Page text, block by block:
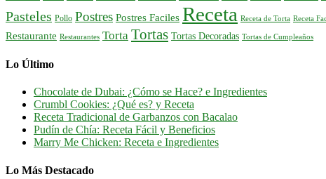
Pasteles Pollo Postres Postres Faciles Receta Receta de Torta Receta
Restaurante Restaurantes Torta Tortas Tortas Decoradas Tortas de Cumpleaños
Lo Último
Chocolate de Dubai: ¿Cómo se Hace? e Ingredientes
Crumbl Cookies: ¿Qué es? y Receta
Receta Tradicional de Garbanzos con Bacalao
Pudín de Chía: Receta Fácil y Beneficios
Marry Me Chicken: Receta e Ingredientes
Lo Más Destacado